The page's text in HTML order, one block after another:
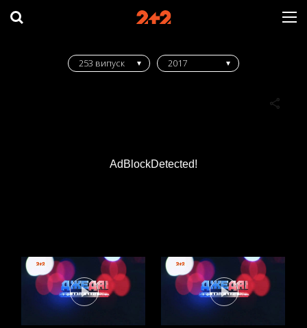
AdBlockDetected!
253 випуск 2017